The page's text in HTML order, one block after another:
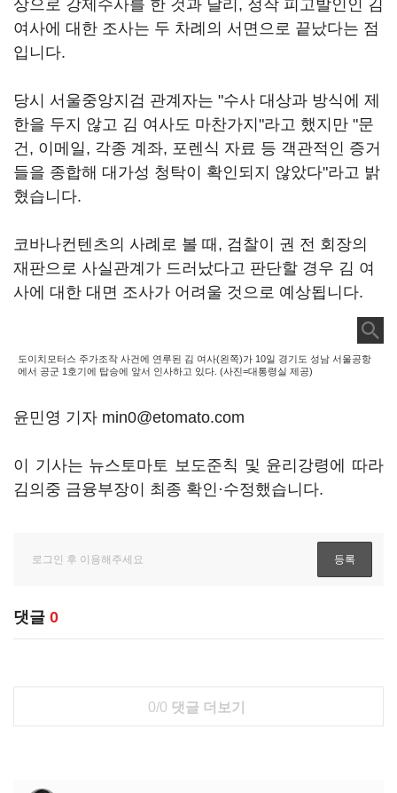
상으로 강제수사를 한 것과 달리, 정작 피고발인인 김
여사에 대한 조사는 두 차례의 서면으로 끝났다는 점
입니다.
당시 서울중앙지검 관계자는 "수사 대상과 방식에 제
한을 두지 않고 김 여사도 마찬가지"라고 했지만 "문
건, 이메일, 각종 계좌, 포렌식 자료 등 객관적인 증거
들을 종합해 대가성 청탁이 확인되지 않았다"라고 밝
혔습니다.
코바나컨텐츠의 사례로 볼 때, 검찰이 권 전 회장의
재판으로 사실관계가 드러났다고 판단할 경우 김 여
사에 대한 대면 조사가 어려울 것으로 예상됩니다.
도이치모터스 주가조작 사건에 연루된 김 여사(왼쪽)가 10일 경기도 성남 서울공항
에서 공군 1호기에 탑승에 앞서 인사하고 있다. (사진=대통령실 제공)
윤민영 기자 min0@etomato.com
이 기사는 뉴스토마토 보도준칙 및 윤리강령에 따라
김의중 금융부장이 최종 확인·수정했습니다.
댓글 0
0/0 댓글 더보기